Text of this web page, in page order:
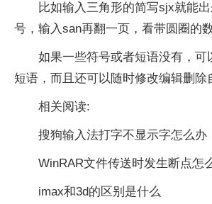
比如输入三角形的简写sjx就能
号，输入san再翻一页，看带圆圈的数
如果一些符号或者短语没有，可
短语，而且还可以随时修改编辑删除
相关阅读:
搜狗输入法打字不显示字怎么办
WinRAR文件传送时发生断点怎
imax和3d的区别是什么